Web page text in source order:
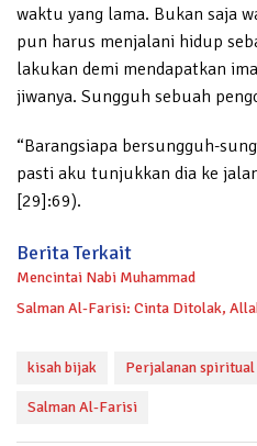
waktu yang lama. Bukan saja
pun harus menjalani hidup
lakukan demi mendapatkan
jiwanya. Sungguh sebuah
“Barangsiapa bersungguh-
pasti aku tunjukkan dia ke
[29]:69).
Berita Terkait
Mencintai Nabi Muhammad
Salman Al-Farisi: Cinta Ditolak,
kisah bijak Perjalanan spiritual
Salman Al-Farisi